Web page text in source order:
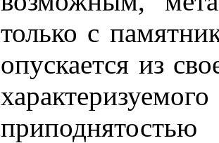
только с
опускается из